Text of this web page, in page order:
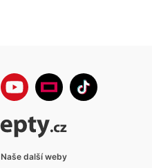
Naše další weby